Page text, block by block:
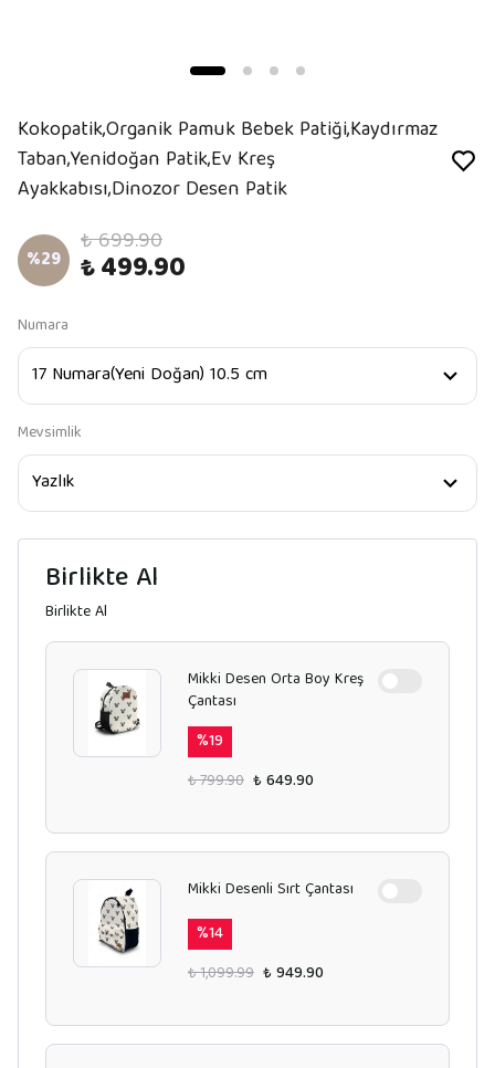
Kokopatik,Organik Pamuk Bebek Patiği,Kaydırmaz
Taban,Yenidoğan Patik,Ev Kreş
Ayakkabısı,Dinozor Desen Patik
%29 ₺ 699.90
₺ 499.90
Numara
Mevsimlik
Birlikte Al
Birlikte Al
Mikki Desen Orta Boy Kreş
Çantası
%19
₺ 799.90 ₺ 649.90
Mikki Desenli Sırt Çantası
%14
₺ 1,099.99 ₺ 949.90